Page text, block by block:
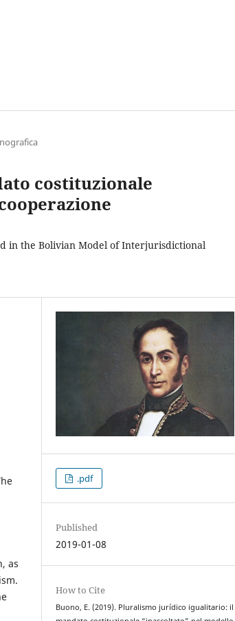
costituzionale
in the Bolivian Model of Interjurisdictional
as
.pdf
Published
2019-01-08
How to Cite
Buono, E. (2019). Pluralismo jurídico igualitario: il